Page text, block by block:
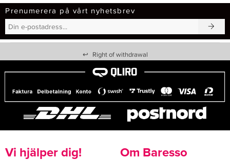
Prenumerera på vårt nyhetsbrev
↩ Right of withdrawal
Vi hjälper dig! Om Baresso